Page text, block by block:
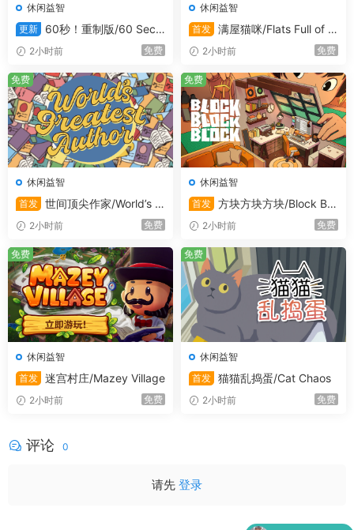
休闲益智
更新
60秒！重制版/60 Seco
nds! Reatomized
2小时前 免费
休闲益智
首发 满屋猫咪/Flats Full of C
ats2小时前 免费
休闲益智
首发 世间顶尖作家/World’s G
reatest Author
2小时前 免费
免费
休闲益智
首发 方块方块方块/Block Blo
ck Block
2小时前 免费
免费
休闲益智
首发 迷宫村庄/Mazey Village
2小时前 免费
免费
休闲益智
首发 猫猫乱捣蛋/Cat Chaos
2小时前 免费
免费
评论 0
请先 登录